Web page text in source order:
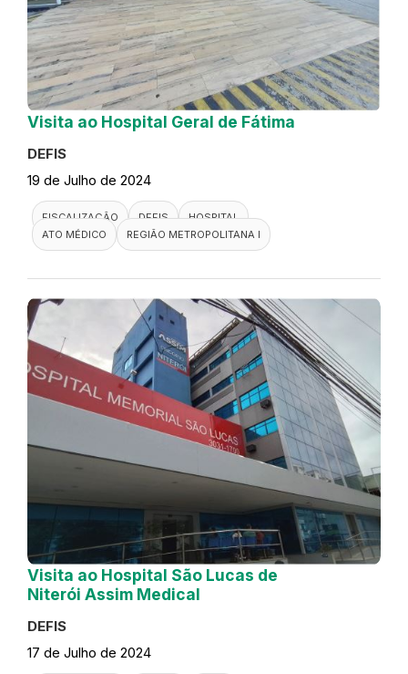
Visita ao Hospital Geral de Fátima
DEFIS
19 de Julho de 2024
FISCALIZAÇÃO DEFIS
HOSPITAL
ATO MÉDICO
REGIÃO METROPOLITANA I
Visita ao Hospital São Lucas de
Niterói Assim Medical
DEFIS
17 de Julho de 2024